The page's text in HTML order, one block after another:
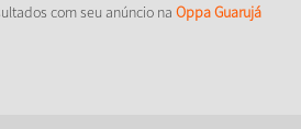
com seu anúncio na Oppa Guarujá